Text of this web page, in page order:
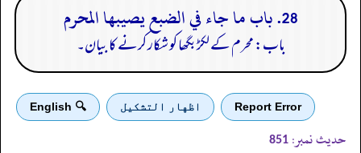
28. باب ما جاء في الضبع يصيبها المحرم
باب: محرم کے لکڑبگھا کو شکار کرنے کا بیان۔
Report Error اظهار التشكيل 🔍 English
حدیث نمبر: 851